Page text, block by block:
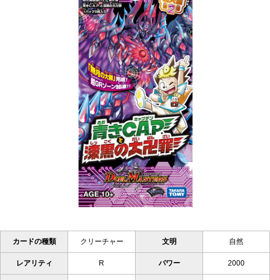
カードの種類 クリーチャー 文明 自然
レアリティ R パワー 2000